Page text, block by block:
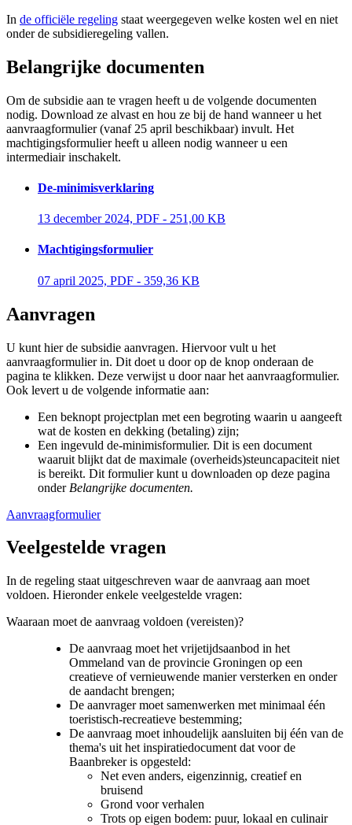
In de officiële regeling staat weergegeven welke kosten wel en niet
onder de subsidieregeling vallen.
Belangrijke documenten
Om de subsidie aan te vragen heeft u de volgende documenten
nodig. Download ze alvast en hou ze bij de hand wanneer u het
aanvraagformulier (vanaf 25 april beschikbaar) invult. Het
machtigingsformulier heeft u alleen nodig wanneer u een
intermediair inschakelt.
De-minimisverklaring
13 december 2024, PDF - 251,00 KB
Machtigingsformulier
07 april 2025, PDF - 359,36 KB
Aanvragen
U kunt hier de subsidie aanvragen. Hiervoor vult u het
aanvraagformulier in. Dit doet u door op de knop onderaan de
pagina te klikken. Deze verwijst u door naar het aanvraagformulier.
Ook levert u de volgende informatie aan:
Een beknopt projectplan met een begroting waarin u aangeeft
wat de kosten en dekking (betaling) zijn;
Een ingevuld de-minimisformulier. Dit is een document
waaruit blijkt dat de maximale (overheids)steuncapaciteit niet
is bereikt. Dit formulier kunt u downloaden op deze pagina
onder Belangrijke documenten.
Aanvraagformulier
Veelgestelde vragen
In de regeling staat uitgeschreven waar de aanvraag aan moet
voldoen. Hieronder enkele veelgestelde vragen:
Waaraan moet de aanvraag voldoen (vereisten)?
De aanvraag moet het vrijetijdsaanbod in het
Ommeland van de provincie Groningen op een
creatieve of vernieuwende manier versterken en onder
de aandacht brengen;
De aanvrager moet samenwerken met minimaal één
toeristisch-recreatieve bestemming;
De aanvraag moet inhoudelijk aansluiten bij één van de
thema's uit het inspiratiedocument dat voor de
Baanbreker is opgesteld:
Net even anders, eigenzinnig, creatief en
bruisend
Grond voor verhalen
Trots op eigen bodem: puur, lokaal en culinair